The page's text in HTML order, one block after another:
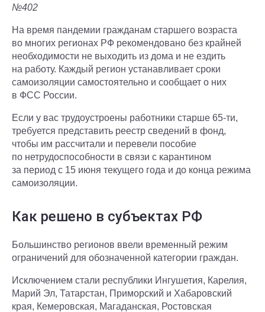
№402
На время пандемии гражданам старшего возраста
во многих регионах РФ рекомендовано без крайней
необходимости не выходить из дома и не ездить
на работу. Каждый регион устанавливает сроки
самоизоляции самостоятельно и сообщает о них
в ФСС России.
Если у вас трудоустроены работники старше 65-ти,
требуется представить реестр сведений в фонд,
чтобы им рассчитали и перевели пособие
по нетрудоспособности в связи с карантином
за период с 15 июня текущего года и до конца режима
самоизоляции.
Как решено в субъектах РФ
Большинство регионов ввели временный режим
ограничений для обозначенной категории граждан.
Исключением стали республики Ингушетия, Карелия,
Марий Эл, Татарстан, Приморский и Хабаровский
края, Кемеровская, Магаданская, Ростовская